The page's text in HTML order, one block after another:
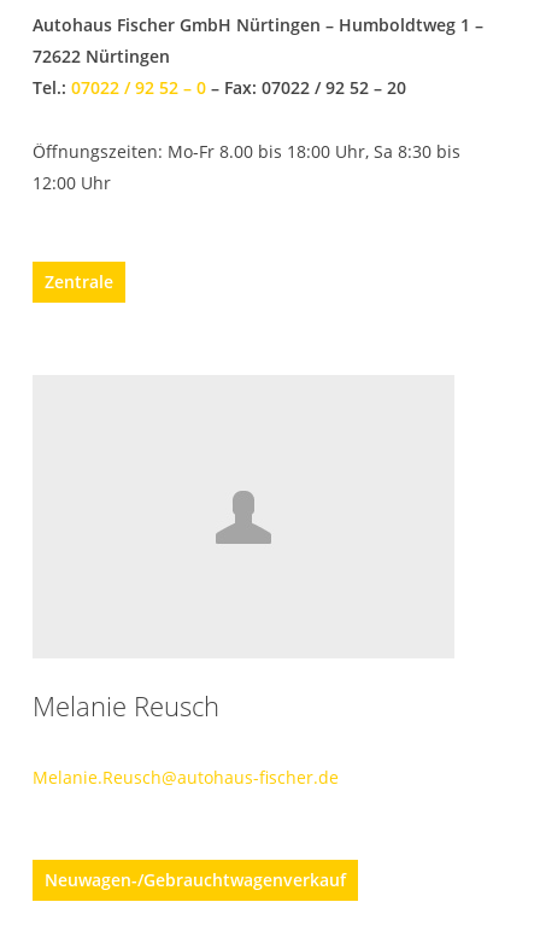
Autohaus Fischer GmbH Nürtingen – Humboldtweg 1 –
72622 Nürtingen
Tel.: 07022 / 92 52 – 0– Fax: 07022 / 92 52 – 20
Öffnungszeiten: Mo-Fr 8.00 bis 18:00 Uhr, Sa 8:30 bis
12:00 Uhr
Zentrale
Melanie Reusch
Melanie.Reusch@autohaus-fischer.de
Neuwagen-/Gebrauchtwagenverkauf